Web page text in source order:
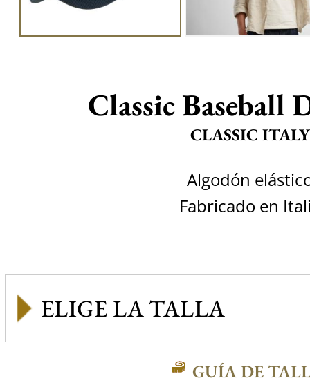
Classic Baseball
CLASSIC ITALY
Algodón
Fabricado en
GUÍA DE